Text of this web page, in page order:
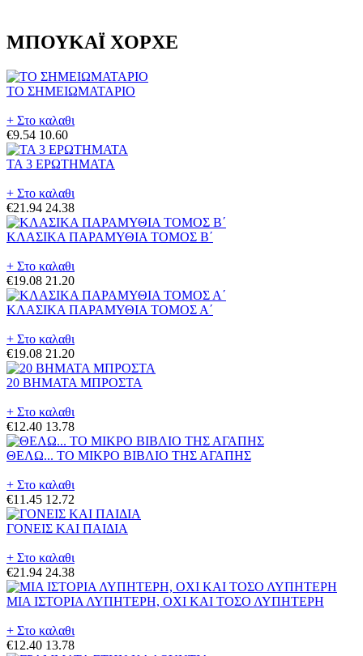
ΜΠΟΥΚΑΪ ΧΟΡΧΕ
ΤΟ ΣΗΜΕΙΩΜΑΤΑΡΙΟ
+ Στο καλαθι
€9.54 10.60
ΤΑ 3 ΕΡΩΤΗΜΑΤΑ
+ Στο καλαθι
€21.94 24.38
ΚΛΑΣΙΚΑ ΠΑΡΑΜΥΘΙΑ ΤΟΜΟΣ Β΄
+ Στο καλαθι
€19.08 21.20
ΚΛΑΣΙΚΑ ΠΑΡΑΜΥΘΙΑ ΤΟΜΟΣ Α΄
+ Στο καλαθι
€19.08 21.20
20 ΒΗΜΑΤΑ ΜΠΡΟΣΤΑ
+ Στο καλαθι
€12.40 13.78
ΘΕΛΩ... ΤΟ ΜΙΚΡΟ ΒΙΒΛΙΟ ΤΗΣ ΑΓΑΠΗΣ
+ Στο καλαθι
€11.45 12.72
ΓΟΝΕΙΣ ΚΑΙ ΠΑΙΔΙΑ
+ Στο καλαθι
€21.94 24.38
ΜΙΑ ΙΣΤΟΡΙΑ ΛΥΠΗΤΕΡΗ, ΟΧΙ ΚΑΙ ΤΟΣΟ ΛΥΠΗΤΕΡΗ
+ Στο καλαθι
€12.40 13.78